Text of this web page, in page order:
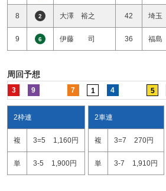
8 2 大澤 裕之 42 埼玉
9 6 伊藤 司 36 福島
周回予想
3 9 7 1 4 5
2枠連
複 3=5 1,160円
単 3-5 1,900円
2車連
複 3=7 270円
単 3-7 1,910円